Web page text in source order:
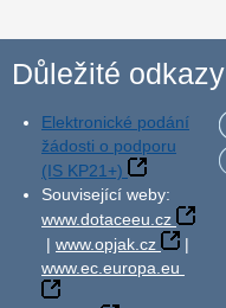
Důležité odkazy
Elektronické podání
žádosti o podporu
(IS KP21+)
Související weby:
www.dotaceeu.cz
| www.opjak.cz
|
www.ec.europa.eu